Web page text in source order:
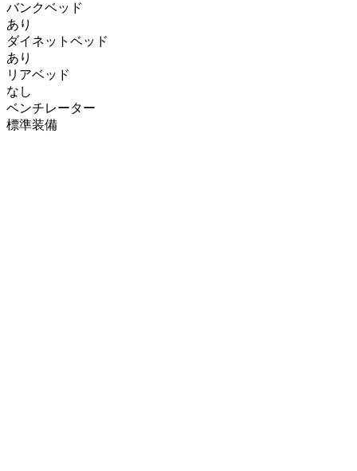
バンクベッド
あり
ダイネットベッド
あり
リアベッド
なし
ベンチレーター
標準装備